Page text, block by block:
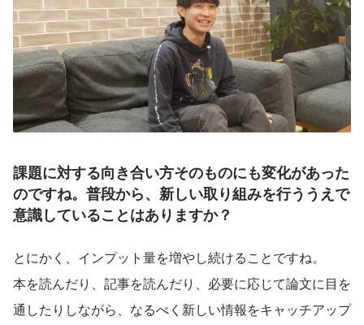
課題に対する向き合い方そのものにも変化があった
のですね。 普段から、新しい取り組みを行ううえで
意識していることはありますか？
とにかく、インプット量を増やし続けることですね。
本を読んだり、記事を読んだり、必要に応じて論文に目を
通したりしながら、なるべく新しい情報をキャッチアップ